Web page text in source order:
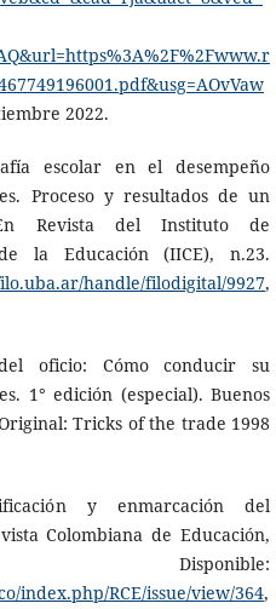
2022.
escolar en el desempeño
Proceso y resultados de un
Revista del Instituto de
la Educación (IICE), n.23.
handle/filodigital/9927,
oficio: Cómo conducir su
1° edición (especial). Buenos
Tricks of the trade 1998
y enmarcación del
Colombiana de Educación,
index.php/RCE/issue/view/364,